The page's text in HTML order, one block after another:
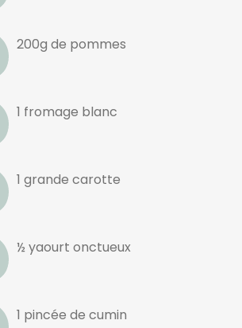
200g de pommes
1 fromage blanc
1 grande carotte
½ yaourt onctueux
1 pincée de cumin